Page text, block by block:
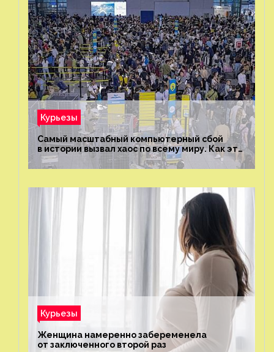
Курьезы
Самый масштабный компьютерный сбой
в истории вызвал хаос по всему миру. Как это
было?
Курьезы
Женщина намеренно забеременела
от заключенного второй раз